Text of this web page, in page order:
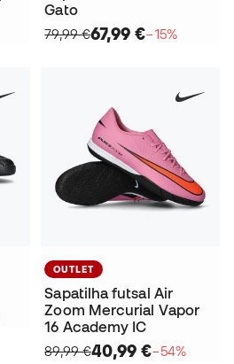
Gato
79,99 €67,99 €−15%
OUTLET
Sapatilha futsal Air
Zoom Mercurial Vapor
16 Academy IC
89,99 €40,99 €−54%